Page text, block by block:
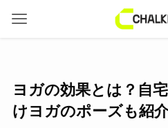
ヨガの効果とは？自
けヨガのポーズも紹